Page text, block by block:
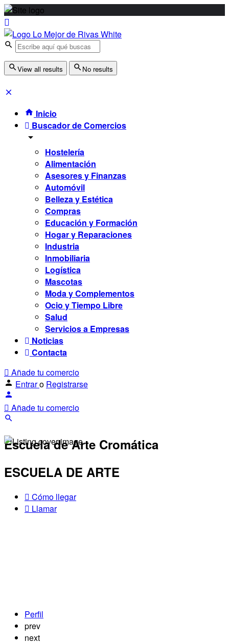
View all results No results
Inicio
Buscador de Comercios
Hostelería
Alimentación
Asesores y Finanzas
Automóvil
Belleza y Estética
Compras
Educación y Formación
Hogar y Reparaciones
Industria
Inmobiliaria
Logística
Mascotas
Moda y Complementos
Ocio y Tiempo Libre
Salud
Servicios a Empresas
Noticias
Contacta
Añade tu comercio
Entraro Registrarse
Añade tu comercio
Escuela de Arte Cromática
ESCUELA DE ARTE
Cómo llegar
Llamar
Perfil
prev
next